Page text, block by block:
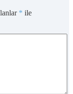
* ile